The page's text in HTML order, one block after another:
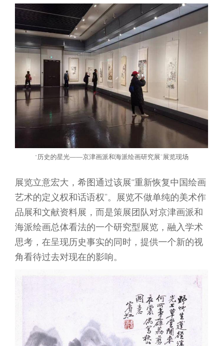
“历史的星光——京津画派和海派绘画研究展”展览现场
展览立意宏大，希图通过该展“重新恢复中国绘画
艺术的定义权和话语权”。展览不做单纯的美术作
品展和文献资料展，而是策展团队对京津画派和
海派绘画总体看法的一个研究型展览，融入学术
思考，在呈现历史事实的同时，提供一个新的视
角看待过去对现在的影响。